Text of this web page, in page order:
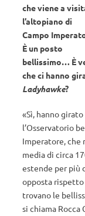
che viene a
l’altopiano di
Campo
È un posto
bellissimo… È
che ci hanno
Ladyhawke?
«Sì, hanno girato
l’Osservatorio
Imperatore, che
media di circa
estende per più
opposta rispetto
trovano le
si chiama Rocca